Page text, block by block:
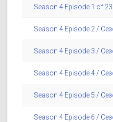
Season 4 Episode 1 of
Season 4 Episode 2 /
Season 4 Episode 3 /
Season 4 Episode 4 /
Season 4 Episode 5 /
Season 4 Episode 6 /